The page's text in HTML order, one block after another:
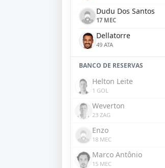
Dudu Dos Santos
17 MEC
Dellatorre
49 ATA
BANCO DE RESERVAS
Helton Leite
1 GOL
Weverton
23 ZAG
Enzo
18 MEC
Marco Antônio
15 MEC